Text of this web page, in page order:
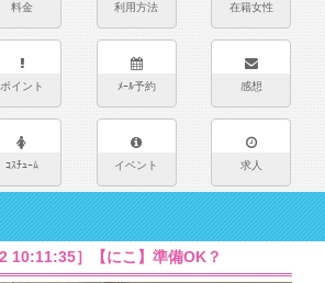
料金 利用方法 在籍女性
ポイント ﾒｰﾙ予約 感想
ｺｽﾁｭｰﾑ イベント 求人
10:11:35］【にこ】準備OK？